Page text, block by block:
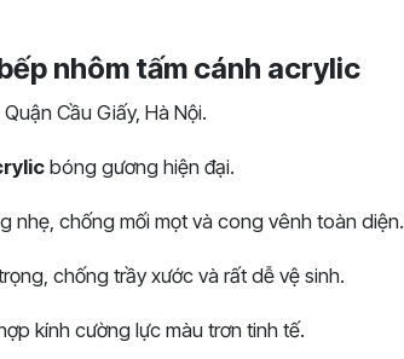
nhôm tấm cánh acrylic
Cầu Giấy, Hà Nội.
bóng gương hiện đại.
nhẹ, chống mối mọt và cong vênh toàn diện.
chống trầy xước và rất dễ vệ sinh.
kính cường lực màu trơn tinh tế.